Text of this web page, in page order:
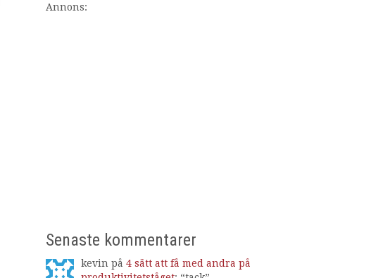
Annons:
Senaste kommentarer
kevin på 4 sätt att få med andra på